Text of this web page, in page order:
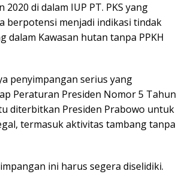
di dalam IUP PT. PKS yang
berpotensi menjadi indikasi tindak
Kawasan hutan tanpa PPKH
penyimpangan serius yang
Peraturan Presiden Nomor 5 Tahun
diterbitkan Presiden Prabowo untuk
termasuk aktivitas tambang tanpa
ini harus segera diselidiki.